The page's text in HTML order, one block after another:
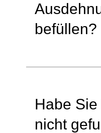
befüllen?
Habe
nicht